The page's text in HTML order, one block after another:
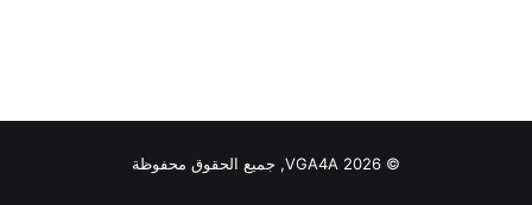
© VGA4A 2026, جميع الحقوق محفوظة